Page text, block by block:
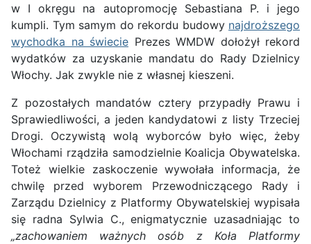
w I okręgu na autopromocję Sebastiana P. i jego
kumpli. Tym samym do rekordu budowy najdroższego
wychodka na świecie Prezes WMDW dołożył rekord
wydatków za uzyskanie mandatu do Rady Dzielnicy
Włochy. Jak zwykle nie z własnej kieszeni.
Z pozostałych mandatów cztery przypadły Prawu i
Sprawiedliwości, a jeden kandydatowi z listy Trzeciej
Drogi. Oczywistą wolą wyborców było więc, żeby
Włochami rządziła samodzielnie Koalicja Obywatelska.
Toteż wielkie zaskoczenie wywołała informacja, że
chwilę przed wyborem Przewodniczącego Rady i
Zarządu Dzielnicy z Platformy Obywatelskiej wypisała
się radna Sylwia C., enigmatycznie uzasadniając to
„zachowaniem ważnych osób z Koła Platformy